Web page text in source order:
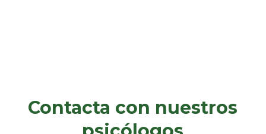
Contacta con nuestros